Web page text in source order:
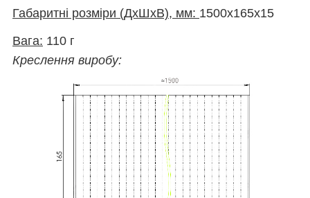
Габаритні розміри (ДхШхВ), мм: 1500х165х15
Вага: 110 г
Креслення виробу: